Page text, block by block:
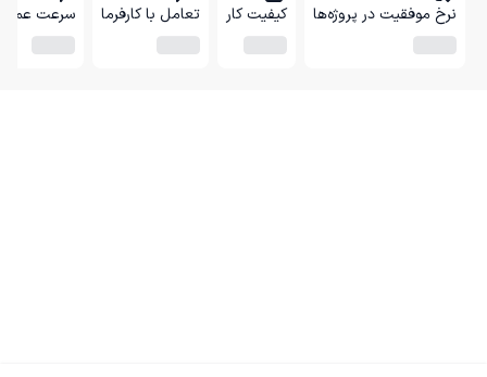
نرخ موفقیت در پروژه‌ها کیفیت کار تعامل با کارفرما سرعت عمل